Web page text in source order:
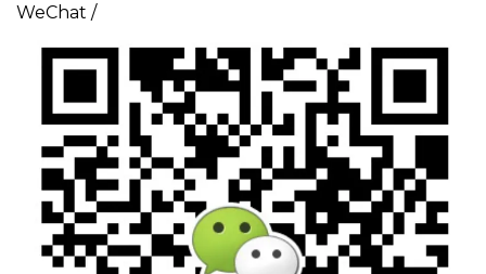
WeChat /